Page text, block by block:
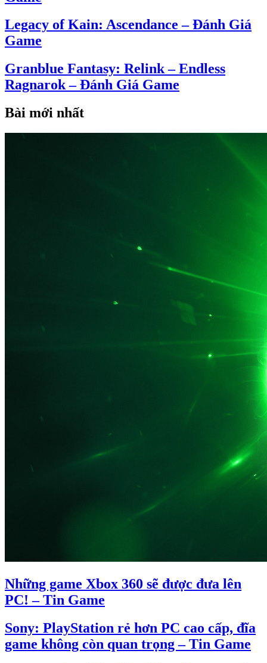
Legacy of Kain: Ascendance – Đánh Giá
Game
Granblue Fantasy: Relink – Endless
Ragnarok – Đánh Giá Game
Bài mới nhất
Những game Xbox 360 sẽ được đưa lên
PC! – Tin Game
Sony: PlayStation rẻ hơn PC cao cấp, đĩa
game không còn quan trọng – Tin Game